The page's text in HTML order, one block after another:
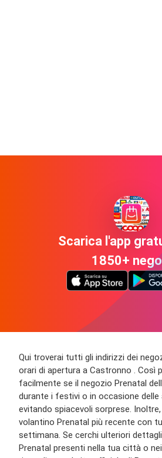
Scarica l'app
1850+
Qui troverai tutti gli indirizzi dei
orari di apertura a Castronno . Così
facilmente se il negozio Prenatal
durante i festivi o in occasione delle
evitando spiacevoli sorprese.
volantino Prenatal più recente con
settimana. Se cerchi ulteriori
Prenatal presenti nella tua città o